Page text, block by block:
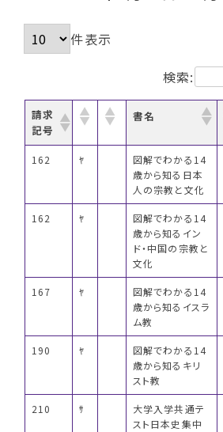
件表示
検索:
請求
記号
書名
162 ﾔ
図解でわかる14
歳から知る日本
人の宗教と文化
162 ﾔ
図解でわかる14
歳から知るイン
ド・中国の宗教と
文化
167 ﾔ
図解でわかる14
歳から知るイスラ
ム教
190 ﾔ
図解でわかる14
歳から知るキリ
スト教
210 ｻ
大学入学共通テ
スト日本史集中